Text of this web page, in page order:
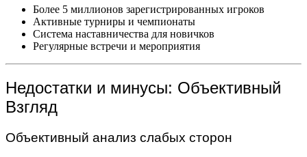
Более 5 миллионов зарегистрированных игроков
Активные турниры и чемпионаты
Система наставничества для новичков
Регулярные встречи и мероприятия
Недостатки и минусы: Объективный
Взгляд
Объективный анализ слабых сторон